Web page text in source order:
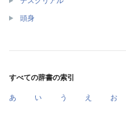
頭身
すべての辞書の索引
あ い う え お